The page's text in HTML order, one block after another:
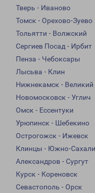
Тверь - Иваново
Томск - Орехово-Зуево
Тольятти - Волжский
Сергиев Посад - Ирбит
Пенза - Чебоксары
Лысьва - Клин
Нижнекамск - Великий
Новомосковск - Углич
Омск - Ессентуки
Урюпинск - Шебекино
Острогожск - Ижевск
Клинцы - Южно-
Александров - Сургут
Курск - Кореновск
Севастополь - Орск